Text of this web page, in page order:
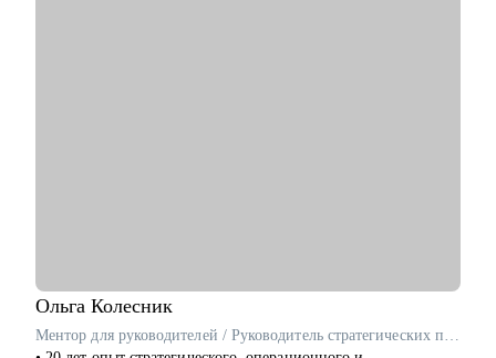
Ольга Колесник
Ментор для руководителей / Руководитель стратегических проектов / ex-Сбер, МТС